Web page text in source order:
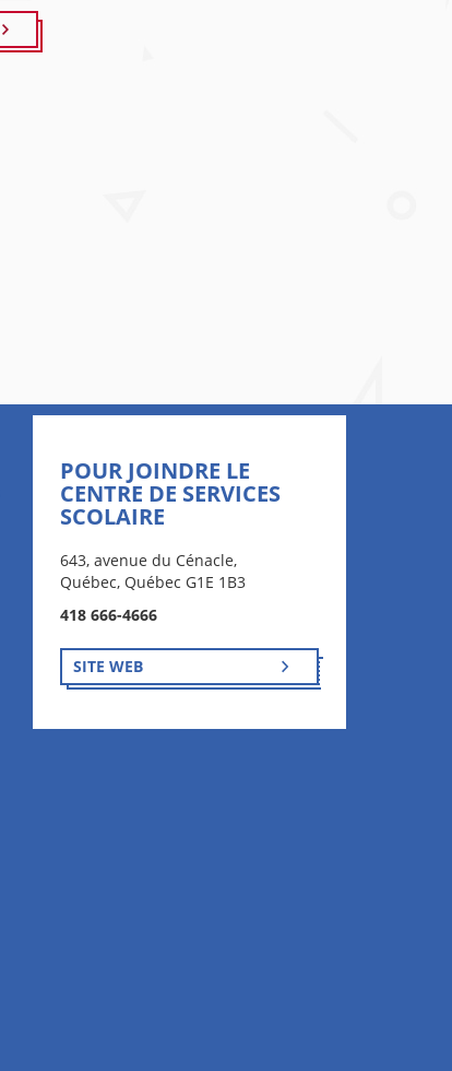
POUR JOINDRE LE
CENTRE DE SERVICES
SCOLAIRE
643, avenue du Cénacle,
Québec, Québec G1E 1B3
418 666-4666
SITE WEB